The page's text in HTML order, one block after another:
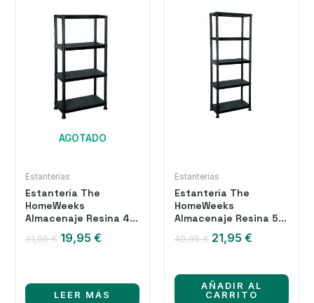
AGOTADO
Estanterías
Estantería The
HomeWeeks
Almacenaje Resina 4
Baldas 60x30x133 cm
31,95€ El
31,95 €.
19,95€
19,95 €.
LEER MÁS
Estanterías
Estantería The
HomeWeeks
Almacenaje Resina 5
Baldas 60x30x173 cm
40,95€ El
era:
40,95 €.
21,95 €
es:
21,95 €.
AÑADIR AL
CARRITO